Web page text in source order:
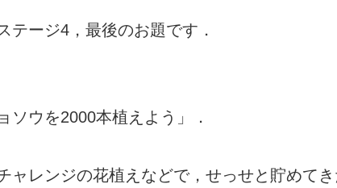
テージ4，最後のお題です．
ソウを2000本植えよう」．
ャレンジの花植えなどで，せっせと貯めて